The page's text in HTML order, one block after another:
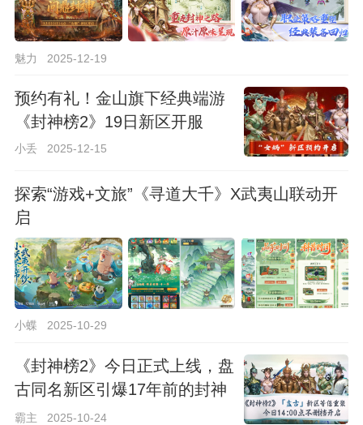
魅力 2025-12-19
预约有礼！金山旗下经典端游
《封神榜2》19日新区开服
小丢 2025-12-15
探索“游戏+文旅”《寻道大千》X武夷山联动开
启
小蝶 2025-10-29
《封神榜2》今日正式上线，盘
古同名新区引爆17年前的封神
回忆
霸主 2025-10-24